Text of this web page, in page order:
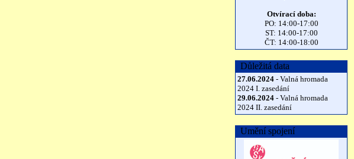
Otvírací doba:
PO: 14:00-17:00
ST: 14:00-17:00
ČT: 14:00-18:00
Důležitá data
27.06.2024 - Valná hromada
2024 I. zasedání
29.06.2024 - Valná hromada
2024 II. zasedání
Umění spojení